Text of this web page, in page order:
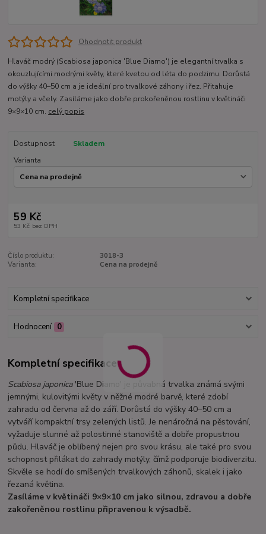
Ohodnotit produkt
Hlaváč modrý (Scabiosa japonica 'Blue Diamo') je elegantní trvalka s
okouzlujícími modrými květy, které kvetou od léta do podzimu. Dorůstá
do výšky 40–50 cm a je ideální pro trvalkové záhony i řez. Přitahuje
motýly a včely. Zasíláme jako dobře prokořeněnou rostlinu v květináči
9×9×10 cm. celý popis
Dostupnost
Skladem
Varianta
59 Kč
53 Kč bez DPH
Číslo produktu:
3018-3
Varianta:
Cena na prodejně
Kompletní specifikace
Hodnocení 0
Kompletní specifikace
Scabiosa japonica'Blue Diamo' je půvabná trvalka známá svými
jemnými, kulovitými květy v něžné modré barvě, které zdobí
zahradu od června až do září. Dorůstá do výšky 40–50 cm a
vytváří kompaktní trsy zelených listů. Je nenáročná na pěstování,
vyžaduje slunné až polostinné stanoviště a dobře propustnou
půdu. Hlaváč je oblíbený nejen pro svou krásu, ale také pro svou
schopnost přilákat do zahrady motýly, čímž podporuje biodiverzitu.
Skvěle se hodí do smíšených trvalkových záhonů, skalek i jako
řezaná květina.
Zasíláme v květináči 9×9×10 cm jako silnou, zdravou a dobře
zakořeněnou rostlinu připravenou k výsadbě.